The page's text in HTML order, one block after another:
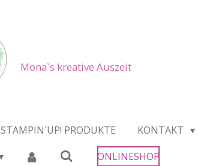
Mona`s kreative Auszeit
STAMPIN`UP! PRODUKTE KONTAKT
ONLINESHOP